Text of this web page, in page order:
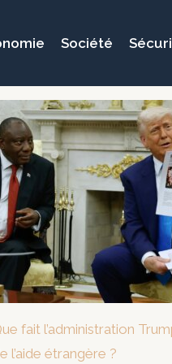
Société
fait l’administration
l’aide étrangère ?